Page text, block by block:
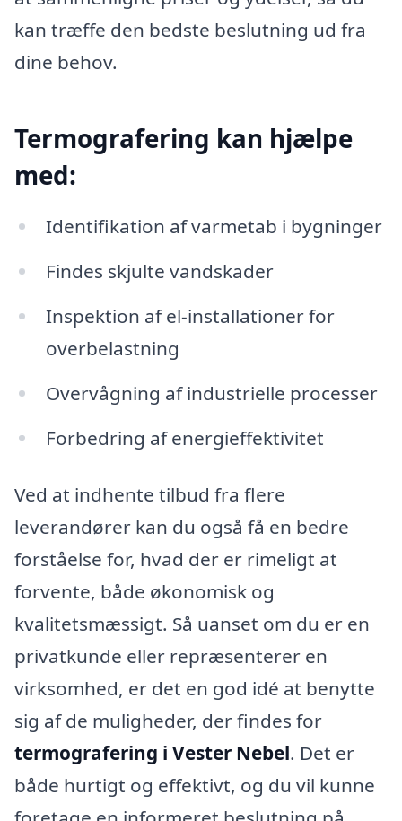
kan træffe den bedste beslutning ud fra
dine behov.
Termografering kan hjælpe
med:
Identifikation af varmetab i bygninger
Findes skjulte vandskader
Inspektion af el-installationer for
overbelastning
Overvågning af industrielle processer
Forbedring af energieffektivitet
Ved at indhente tilbud fra flere
leverandører kan du også få en bedre
forståelse for, hvad der er rimeligt at
forvente, både økonomisk og
kvalitetsmæssigt. Så uanset om du er en
privatkunde eller repræsenterer en
virksomhed, er det en god idé at benytte
sig af de muligheder, der findes for
termografering i Vester Nebel. Det er
både hurtigt og effektivt, og du vil kunne